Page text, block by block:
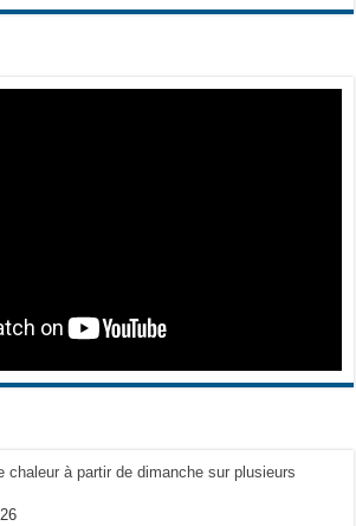
chaleur à partir de dimanche sur plusieurs